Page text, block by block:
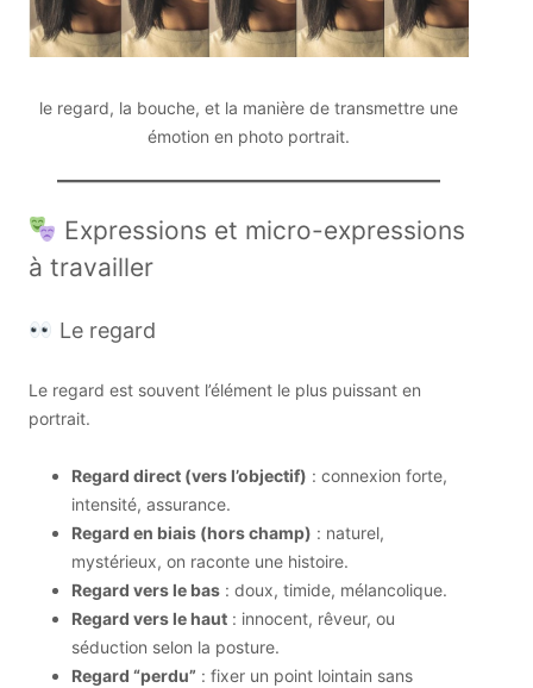
le regard, la bouche, et la manière de transmettre une
émotion en photo portrait.
Expressions et micro-expressions
à travailler
Le regard
Le regard est souvent l’élément le plus puissant en
portrait.
Regard direct (vers l’objectif) : connexion forte,
intensité, assurance.
Regard en biais (hors champ) : naturel,
mystérieux, on raconte une histoire.
Regard vers le bas : doux, timide, mélancolique.
Regard vers le haut : innocent, rêveur, ou
séduction selon la posture.
Regard “perdu” : fixer un point lointain sans